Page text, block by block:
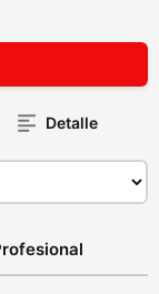
Detalle